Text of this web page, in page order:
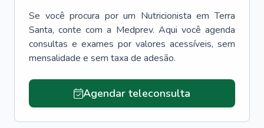
Se você procura por um Nutricionista em Terra
Santa, conte com a Medprev. Aqui você agenda
consultas e exames por valores acessíveis, sem
mensalidade e sem taxa de adesão.
Agendar teleconsulta